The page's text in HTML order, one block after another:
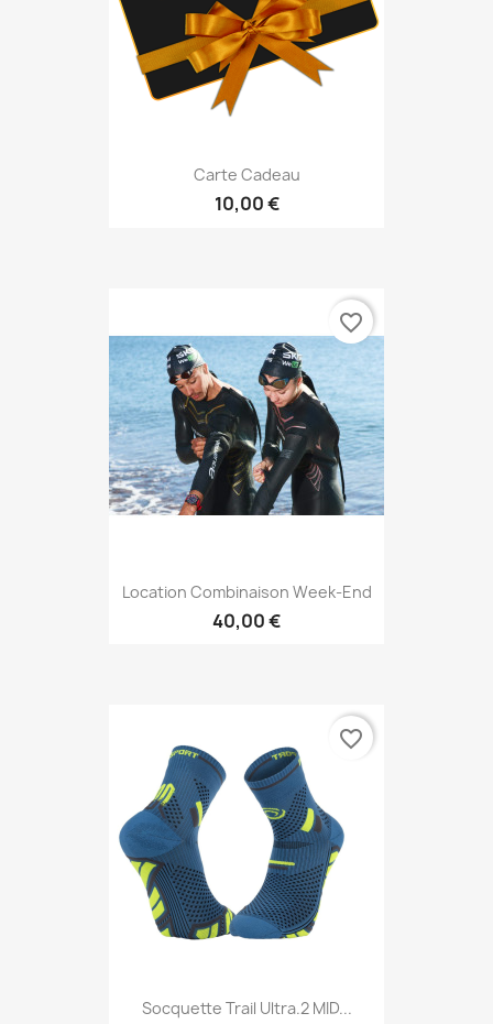
Carte Cadeau
10,00 €
Location Combinaison Week-End
40,00 €
favorite_border
Socquette Trail Ultra.2 MID...
favorite_border